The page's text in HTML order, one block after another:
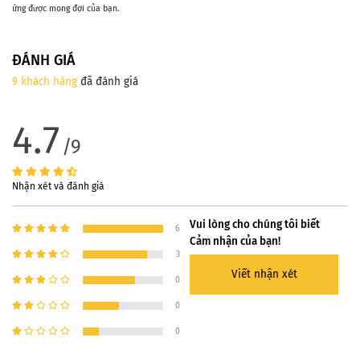
ứng được mong đợi của bạn.
ĐÁNH GIÁ
9 khách hàng đã đánh giá
4.7/9
Nhận xét và đánh giá
6
3
0
0
0
Vui lòng cho chúng tôi biết
Cảm nhận của bạn!
Viết nhận xét